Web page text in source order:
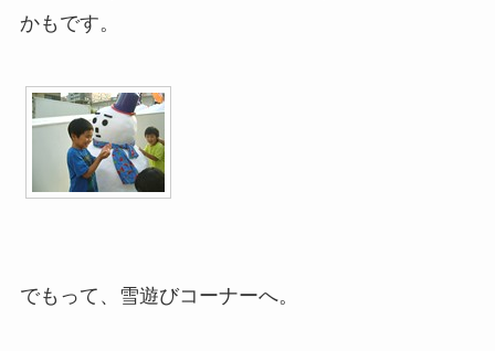
かもです。
でもって、雪遊びコーナーへ。